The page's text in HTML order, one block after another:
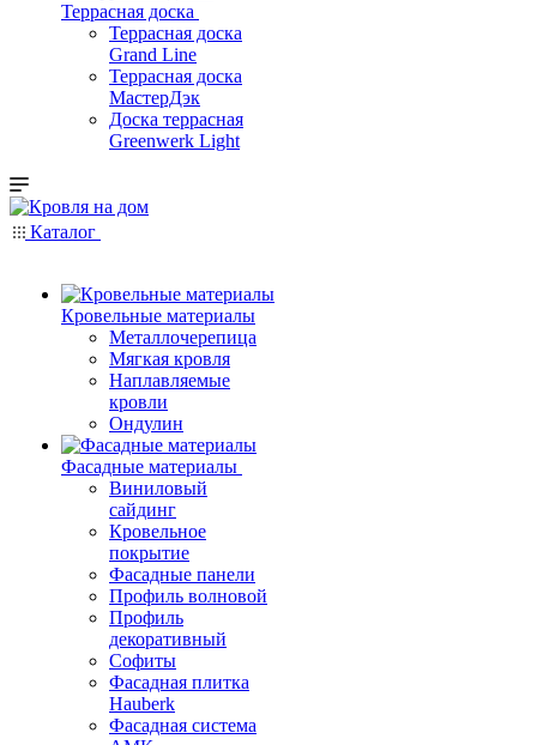
Террасная доска
Террасная доска
Grand Line
Террасная доска
МастерДэк
Доска террасная
Greenwerk Light
Каталог
Кровельные материалы
Металлочерепица
Мягкая кровля
Наплавляемые
кровли
Ондулин
Фасадные материалы
Виниловый
сайдинг
Кровельное
покрытие
Фасадные панели
Профиль волновой
Профиль
декоративный
Софиты
Фасадная плитка
Hauberk
Фасадная система